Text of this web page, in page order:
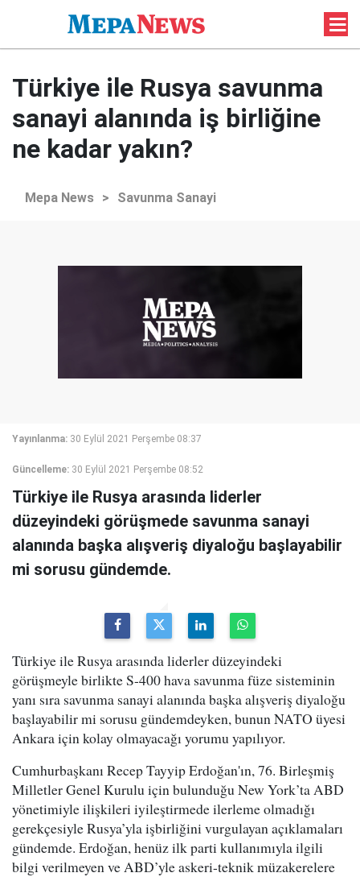
Türkiye ile Rusya savunma
sanayi alanında iş birliğine
ne kadar yakın?
Mepa News > Savunma Sanayi
Yayınlanma: 30 Eylül 2021 Perşembe 08:37
Güncelleme: 30 Eylül 2021 Perşembe 08:52
Türkiye ile Rusya arasında liderler
düzeyindeki görüşmede savunma sanayi
alanında başka alışveriş diyaloğu başlayabilir
mi sorusu gündemde.
Türkiye ile Rusya arasında liderler düzeyindeki
görüşmeyle birlikte S-400 hava savunma füze sisteminin
yanı sıra savunma sanayi alanında başka alışveriş diyaloğu
başlayabilir mi sorusu gündemdeyken, bunun NATO üyesi
Ankara için kolay olmayacağı yorumu yapılıyor.
Cumhurbaşkanı Recep Tayyip Erdoğan'ın, 76. Birleşmiş
Milletler Genel Kurulu için bulunduğu New York’ta ABD
yönetimiyle ilişkileri iyileştirmede ilerleme olmadığı
gerekçesiyle Rusya’yla işbirliğini vurgulayan açıklamaları
gündemde. Erdoğan, henüz ilk parti kullanımıyla ilgili
bilgi verilmeyen ve ABD’yle askeri-teknik müzakerelere